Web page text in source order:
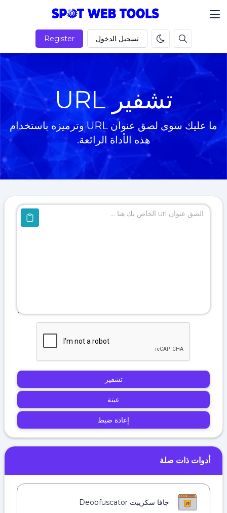
تسجيل الدخول Register
تشفير URL
ما عليك سوى لصق عنوان URL وترميزه باستخدام
هذه الأداة الرائعة.
تشفير
عينة
إعادة ضبط
أدوات ذات صلة
جافا سكريبت Deobfuscator